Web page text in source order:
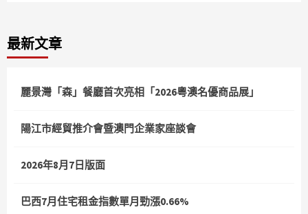
最新文章
麗景灣「森」餐廳首次亮相「2026粵澳名優商品展」
陽江市經貿推介會暨澳門企業家座談會
2026年8月7日版面
巴西7月住宅租金指數單月勁漲0.66%